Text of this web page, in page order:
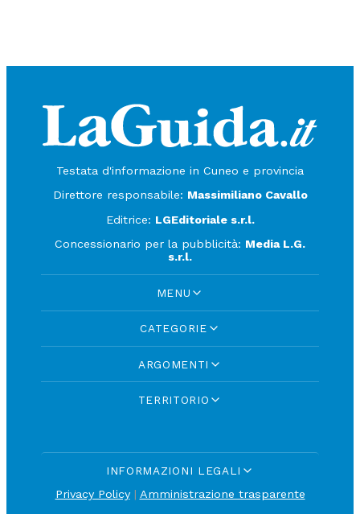
Testata d'informazione in Cuneo e provincia
Direttore responsabile: Massimiliano Cavallo
Editrice: LGEditoriale s.r.l.
Concessionario per la pubblicità: Media L.G.
s.r.l.
MENU
CATEGORIE
ARGOMENTI
TERRITORIO
INFORMAZIONI LEGALI
Privacy Policy| Amministrazione trasparente